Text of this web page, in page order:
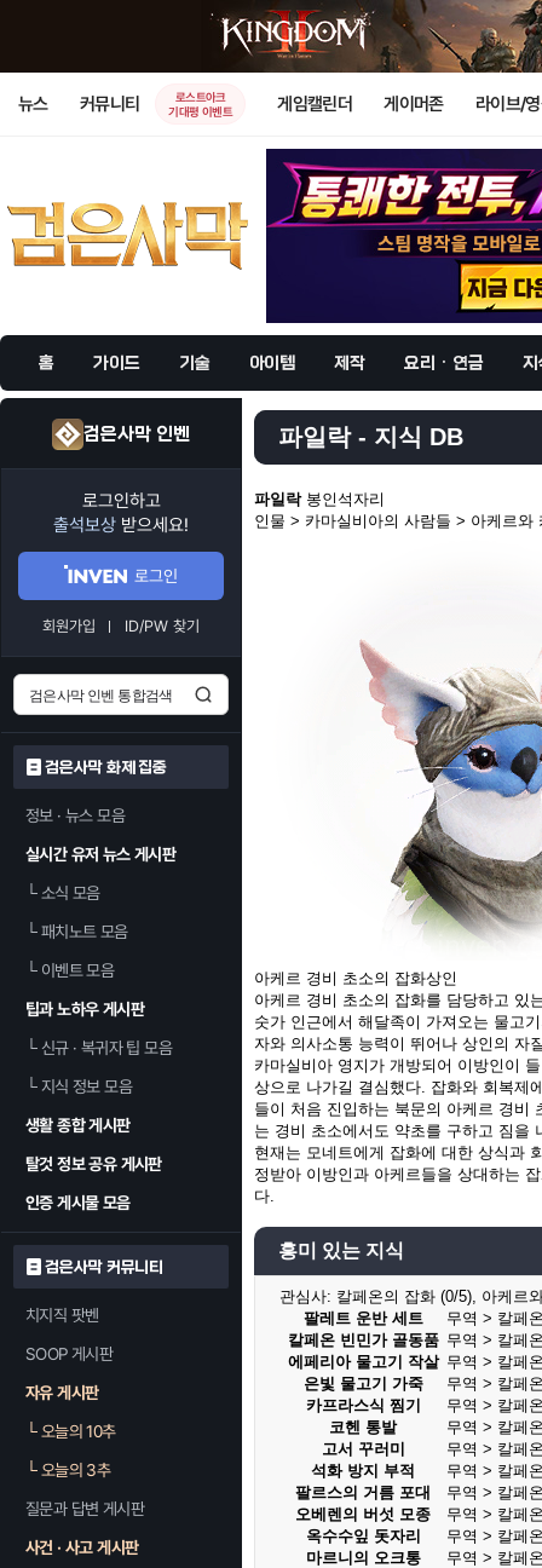
뉴스 커뮤니티
로스트아크
기대평 이벤트
게임캘린더 게이머존 라이브/
홈 가이드 기술 아이템 제작 요리 · 연금 지
검은사막 인벤
로그인하고
출석보상 받으세요!
로그인
회원가입 ID/PW 찾기
검은사막 화제 집중
정보 · 뉴스 모음
실시간 유저 뉴스 게시판
└소식 모음
└패치노트 모음
└이벤트 모음
팁과 노하우 게시판
└신규 · 복귀자 팁 모음
└지식 정보 모음
생활 종합 게시판
탈것 정보 공유 게시판
인증 게시물 모음
검은사막 커뮤니티
치지직 팟벤
SOOP 게시판
자유 게시판
└오늘의 10추
└오늘의 3추
질문과 답변 게시판
사건 · 사고 게시판
파일락 - 지식 DB
파일락 봉인석자리
인물 > 카마실비아의 사람들 > 아케르와
아케르 경비 초소의 잡화상인
아케르 경비 초소의 잡화를 담당하고 있
숫가 인근에서 해달족이 가져오는 물고
자와 의사소통 능력이 뛰어나 상인의 자
카마실비아 영지가 개방되어 이방인이
상으로 나가길 결심했다. 잡화와 회복제
들이 처음 진입하는 북문의 아케르 경비
는 경비 초소에서도 약초를 구하고 짐을
현재는 모네트에게 잡화에 대한 상식과
정받아 이방인과 아케르들을 상대하는
다.
흥미 있는 지식
관심사: 칼페온의 잡화 (0/5), 아케르
팔레트 운반 세트
무역 > 칼페
칼페온 빈민가 골동품 무역 > 칼페
에페리아 물고기 작살 무역 > 칼페
은빛 물고기 가죽
무역 > 칼페
카프라스식 찜기
무역 > 칼페
코헨 통발
무역 > 칼페
고서 꾸러미
무역 > 칼페
석화 방지 부적
무역 > 칼페
팔르스의 거름 포대
무역 > 칼페
오베렌의 버섯 모종
무역 > 칼페
옥수수잎 돗자리
무역 > 칼페
마르니의 오크통
무역 > 칼페